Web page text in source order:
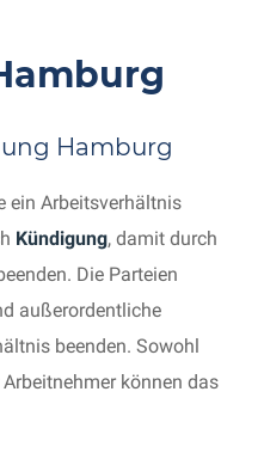
Hamburg
ein Arbeitsverhältnis
Kündigung, damit durch
Die Parteien
außerordentliche
beenden. Sowohl
können das